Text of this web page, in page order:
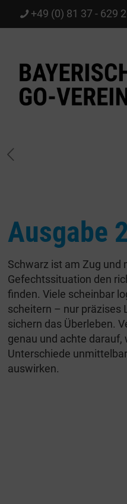
+49 (0) 81 37 - 629
Ausgabe
Schwarz ist am Zug und
Gefechtssituation den
finden. Viele scheinbar
scheitern – nur präzises
sichern das Überleben.
genau und achte darauf,
Unterschiede
auswirken.